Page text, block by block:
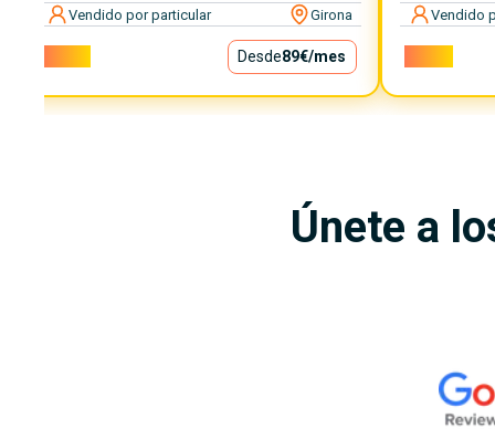
Vendido por particular Girona
Desde89€/mes
Vendido
Únete a